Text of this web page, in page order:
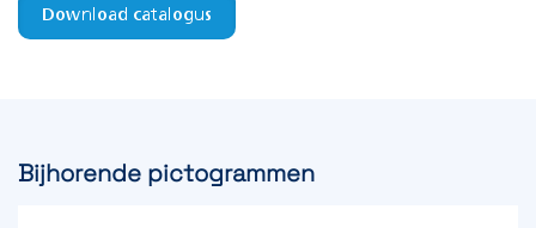
EAN-code 8715774016141
Download catalogus
Bijhorende pictogrammen